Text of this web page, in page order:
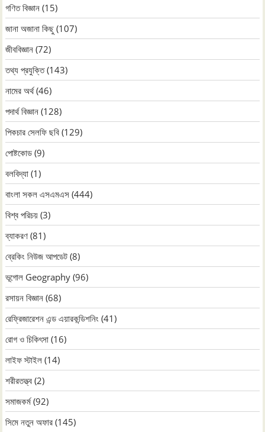
গণিত বিজ্ঞান (15)
জানা অজানা কিছু (107)
জীববিজ্ঞান (72)
তথ্য প্রযুক্তি(143)
নামের অর্থ(46)
পদার্থ বিজ্ঞান (128)
পিকচার সেলফি ছবি (129)
পোষ্টকোড (9)
বলবিদ্যা (1)
বাংলা সকল এসএমএস (444)
বিশ্ব পরিচয় (3)
ব্যাকরণ (81)
ব্রেকিং নিউজ আপডেট (8)
ভূগোল Geography (96)
রসায়ন বিজ্ঞান (68)
রেফ্রিজারেশন এন্ড এয়ারকন্ডিশনিং (41)
রোগ ও চিকিৎসা (16)
লাইফ স্টাইল (14)
শরীরতত্ত্ব (2)
সমাজকর্ম(92)
সিমে নতুন ‍অফার (145)